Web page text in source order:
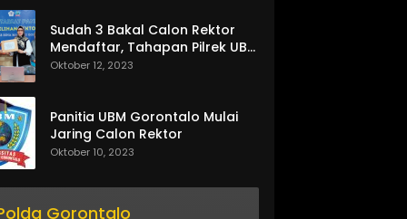
Sudah 3 Bakal Calon Rektor
Mendaftar, Tahapan Pilrek UBM
Gorontalo Makin Seru
Oktober 12, 2023
Panitia UBM Gorontalo Mulai
Jaring Calon Rektor
Oktober 10, 2023
Gorontalo